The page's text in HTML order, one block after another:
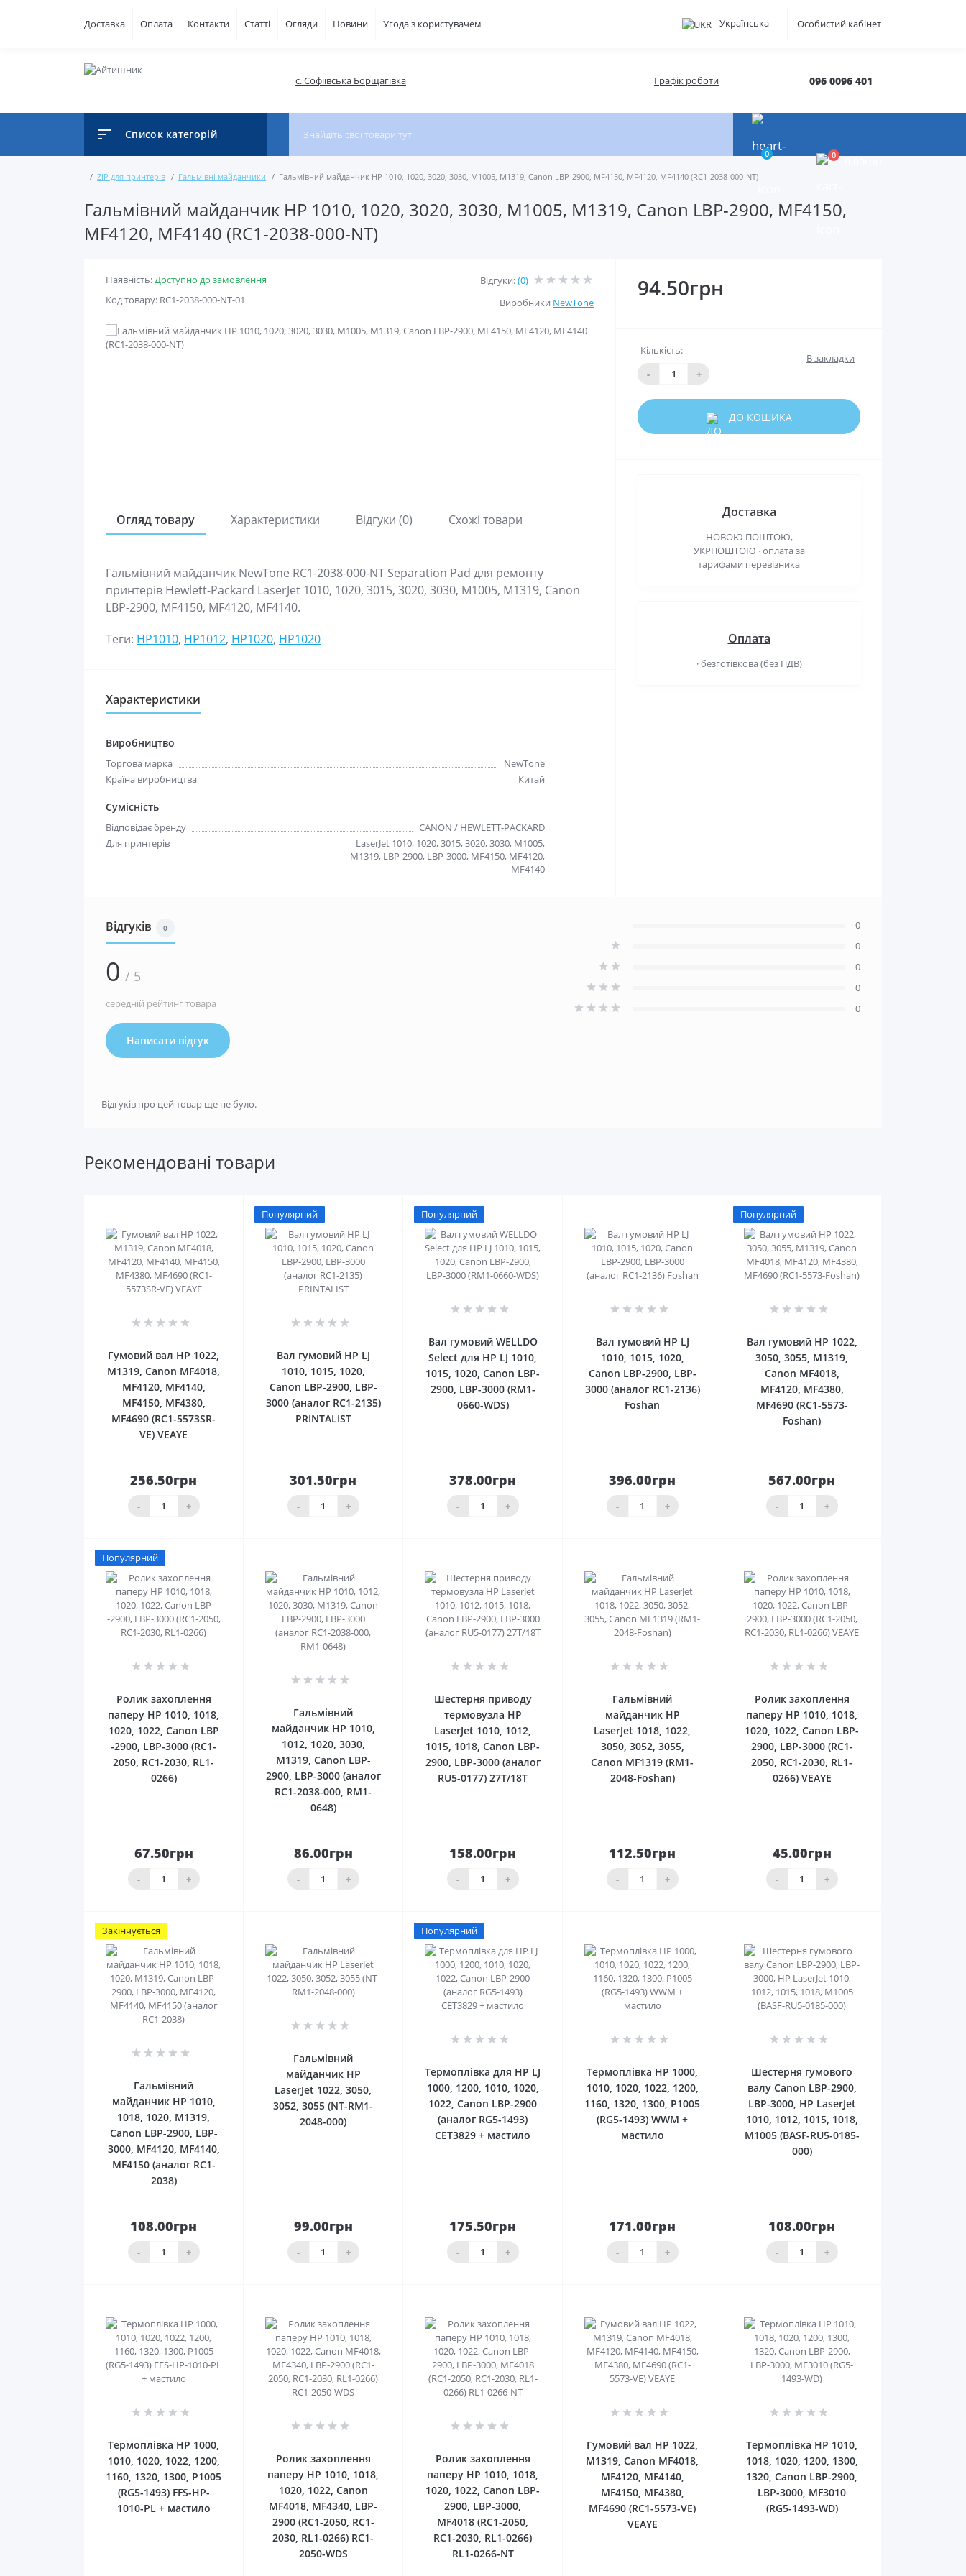
Доставка Оплата Контакти Статті Огляди Новини Угода з користувачем Українська Особистий кабінет
с. Софіївська Борщагівка Графік роботи 096 0096 401
Список категорій
0 0
ZIP для принтерів Гальмівні майданчики Гальмівний майданчик HP 1010, 1020, 3020, 3030, M1005, M1319, Canon LBP-2900, MF4150, MF4120, MF4140 (RC1-2038-000-NT)
Гальмівний майданчик HP 1010, 1020, 3020, 3030, M1005, M1319, Canon LBP-2900, MF4150,
MF4120, MF4140 (RC1-2038-000-NT)
Наявність:Доступно до замовлення
Код товару: RC1-2038-000-NT-01
Відгуки:(0)
Виробники NewTone
Огляд товару Характеристики Відгуки (0) Схожі товари
Гальмівний майданчик NewTone RC1-2038-000-NT Separation Pad для ремонту
принтерів Hewlett-Packard LaserJet 1010, 1020, 3015, 3020, 3030, M1005, M1319, Canon
LBP-2900, MF4150, MF4120, MF4140.
Теги: HP1010, HP1012, HP1020, HP1020
Характеристики
Виробництво
Торгова марка
NewTone
Країна виробництва
Китай
Сумісність
Відповідає бренду
CANON / HEWLETT-PACKARD
Для принтерів
LaserJet 1010, 1020, 3015, 3020, 3030, M1005,
M1319, LBP-2900, LBP-3000, MF4150, MF4120,
MF4140
94.50грн
Кількість:
-
+
В закладки
ДО КОШИКА
Доставка
НОВОЮ ПОШТОЮ,
УКРПОШТОЮ · оплата за
тарифами перевізника
Оплата
· безготівкова (без ПДВ)
Відгуків 0
0 / 5
середній рейтинг товара
Написати відгук
0
0
0
0
0
Відгуків про цей товар ще не було.
Рекомендовані товари
Гумовий вал HP 1022,
M1319, Canon MF4018,
MF4120, MF4140,
MF4150, MF4380,
MF4690 (RC1-5573SR-
VE) VEAYE
256.50грн
- +
До
кошика
Популярний
Вал гумовий HP LJ
1010, 1015, 1020,
Canon LBP-2900, LBP-
3000 (аналог RC1-2135)
PRINTALIST
301.50грн
- +
До
кошика
Популярний
Вал гумовий WELLDO
Select для HP LJ 1010,
1015, 1020, Canon LBP-
2900, LBP-3000 (RM1-
0660-WDS)
378.00грн
- +
До
кошика
Вал гумовий HP LJ
1010, 1015, 1020,
Canon LBP-2900, LBP-
3000 (аналог RC1-2136)
Foshan
396.00грн
- +
До
кошика
Популярний
Вал гумовий HP 1022,
3050, 3055, M1319,
Canon MF4018,
MF4120, MF4380,
MF4690 (RC1-5573-
Foshan)
567.00грн
- +
До
кошика
Популярний
Ролик захоплення
паперу HP 1010, 1018,
1020, 1022, Сanon LBP
-2900, LBP-3000 (RC1-
2050, RC1-2030, RL1-
0266)
67.50грн
- +
кошика
Гальмівний
майданчик HP 1010,
1012, 1020, 3030,
M1319, Canon LBP-
2900, LBP-3000 (аналог
RC1-2038-000, RM1-
0648)
86.00грн
- +
кошика
Шестерня приводу
термовузла HP
LaserJet 1010, 1012,
1015, 1018, Canon LBP-
2900, LBP-3000 (аналог
RU5-0177) 27T/18T
158.00грн
- +
До
кошика
Гальмівний
майданчик HP
LaserJet 1018, 1022,
3050, 3052, 3055,
Canon MF1319 (RM1-
2048-Foshan)
112.50грн
- +
До
кошика
Ролик захоплення
паперу HP 1010, 1018,
1020, 1022, Сanon LBP-
2900, LBP-3000 (RC1-
2050, RC1-2030, RL1-
0266) VEAYE
45.00грн
- +
кошика
Закінчується
Гальмівний
майданчик HP 1010,
1018, 1020, M1319,
Canon LBP-2900, LBP-
3000, MF4120, MF4140,
MF4150 (аналог RC1-
2038)
108.00грн
- +
До
кошика
Гальмівний
майданчик HP
LaserJet 1022, 3050,
3052, 3055 (NT-RM1-
2048-000)
99.00грн
- +
кошика
Популярний
Термоплівка для HP LJ
1000, 1200, 1010, 1020,
1022, Canon LBP-2900
(аналог RG5-1493)
CET3829 + мастило
175.50грн
- +
До
кошика
Термоплівка HP 1000,
1010, 1020, 1022, 1200,
1160, 1320, 1300, P1005
(RG5-1493) WWM +
мастило
171.00грн
- +
До
кошика
Шестерня гумового
валу Canon LBP-2900,
LBP-3000, HP LaserJet
1010, 1012, 1015, 1018,
M1005 (BASF-RU5-0185-
000)
108.00грн
- +
До
кошика
Термоплівка HP 1000,
1010, 1020, 1022, 1200,
1160, 1320, 1300, P1005
(RG5-1493) FFS-HP-
1010-PL + мастило
Ролик захоплення
паперу HP 1010, 1018,
1020, 1022, Canon
MF4018, MF4340, LBP-
2900 (RC1-2050, RC1-
2030, RL1-0266) RC1-
2050-WDS
Ролик захоплення
паперу HP 1010, 1018,
1020, 1022, Сanon LBP-
2900, LBP-3000,
MF4018 (RC1-2050,
RC1-2030, RL1-0266)
RL1-0266-NT
Гумовий вал HP 1022,
M1319, Canon MF4018,
MF4120, MF4140,
MF4150, MF4380,
MF4690 (RC1-5573-VE)
VEAYE
Термоплівка HP 1010,
1018, 1020, 1200, 1300,
1320, Canon LBP-2900,
LBP-3000, MF3010
(RG5-1493-WD)